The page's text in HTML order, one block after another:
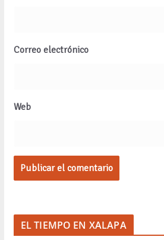
Correo electrónico
Web
EL TIEMPO EN XALAPA